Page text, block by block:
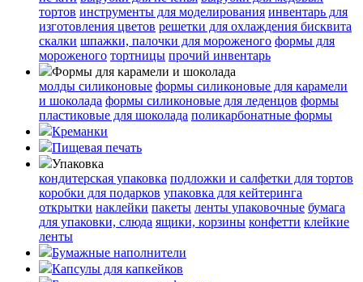
тортов инструменты для моделирования инвентарь для
изготовления цветов решетки для охлаждения бисквита
скалки шпажки, палочки для мороженого формы для
мороженого тортницы прочий инвентарь
Формы для карамели и шоколада
молды силиконовые формы силиконовые для карамели
и шоколада формы силиконовые для леденцов формы
пластиковые для шоколада поликарбонатные формы
Креманки
Пищевая печать
Упаковка
кондитерская упаковка подложки и салфетки для тортов
коробки для подарков упаковка для кейтеринга
открытки наклейки пакеты ленты упаковочные бумага
для упаковки, слюда ящики, корзины конфетти клейкие
ленты
Бумажные наполнители
Капсулы для капкейков